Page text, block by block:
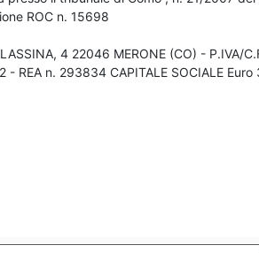
ROC n. 15698
4 22046 MERONE (CO) - P.IVA/
REA n. 293834 CAPITALE SOCIALE Euro